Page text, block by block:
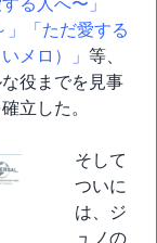
る人へ〜」
「ただ愛する
メロ）」 等、
役までを見事
立した。
そして
ついに
は、ジ
ュノの